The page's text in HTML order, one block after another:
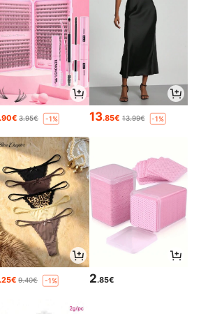
3.95€ -1% 13.85€ 13.99€ -1%
9.40€ -1% 2.85€